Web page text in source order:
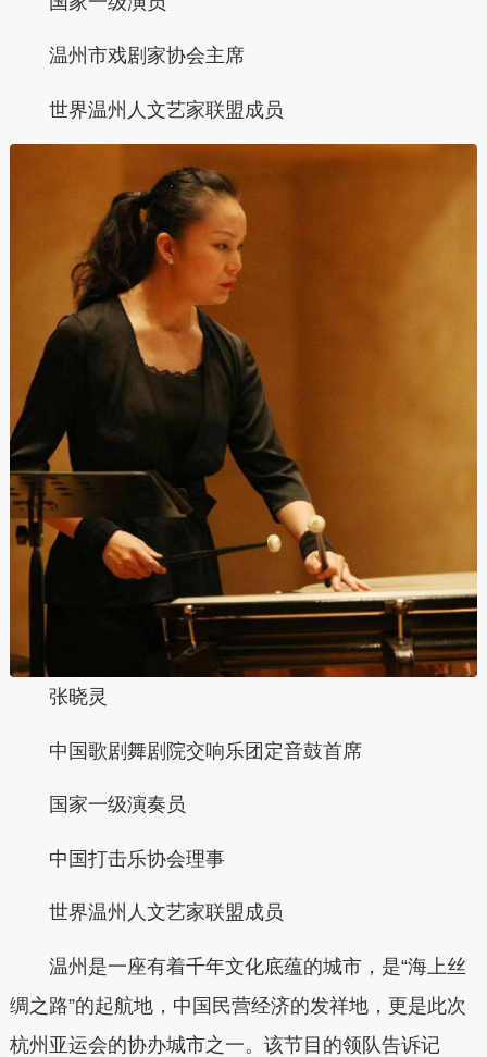
温州市戏剧家协会主席
世界温州人文艺家联盟成员
张晓灵
中国歌剧舞剧院交响乐团定音鼓首席
国家一级演奏员
中国打击乐协会理事
世界温州人文艺家联盟成员
温州是一座有着千年文化底蕴的城市，是“海上丝
绸之路”的起航地，中国民营经济的发祥地，更是此次
杭州亚运会的协办城市之一。该节目的领队告诉记